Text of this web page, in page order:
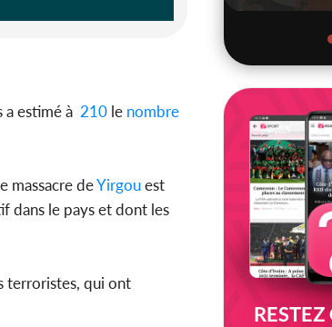
estimé à 210 le nombre
massacre deYirgouest
dans le pays et dont les
terroristes, qui ont